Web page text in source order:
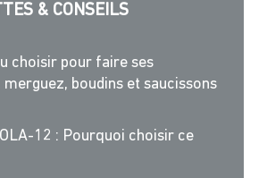
& CONSEILS
choisir pour faire ses
merguez, boudins et saucissons
12 : Pourquoi choisir ce